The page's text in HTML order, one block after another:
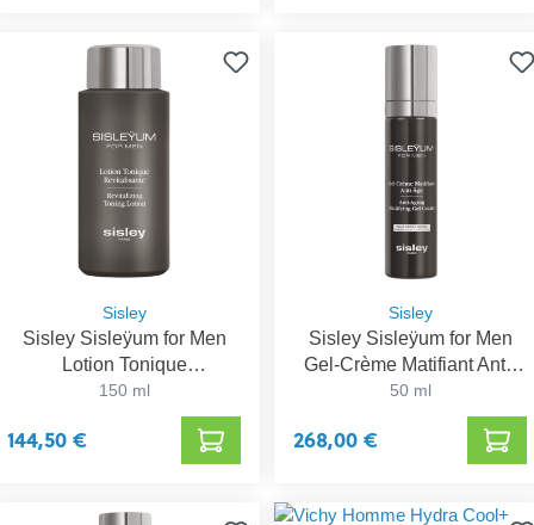
Sisley
Sisley Sisleÿum for Men
Lotion Tonique
Revitalisante
150 ml
144,50 €
Sisley
Sisley Sisleÿum for Men
Gel-Crème Matifiant Anti-
Âge
50 ml
268,00 €